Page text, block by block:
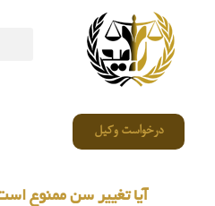
درخواست وکیل
آیا تغییر سن ممنوع